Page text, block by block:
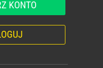
KONTO